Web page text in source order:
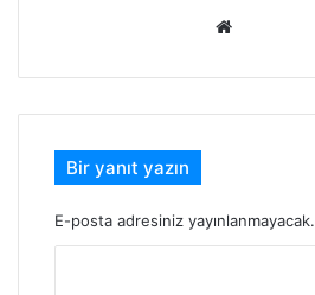
Web
Bir yanıt yazın
E-posta adresiniz yayınlanmayacak.